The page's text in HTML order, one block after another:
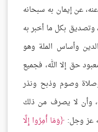
عن إيمان به سبحانه
وتصديق بكل ما أخبر به
وأساس الملة وهو
حق إلا الله، فجميع
وصوم وذبح ونذر
وأن لا يصرف من ذلك
عز وجل: وَمَا أُمِرُوا إِلَّا